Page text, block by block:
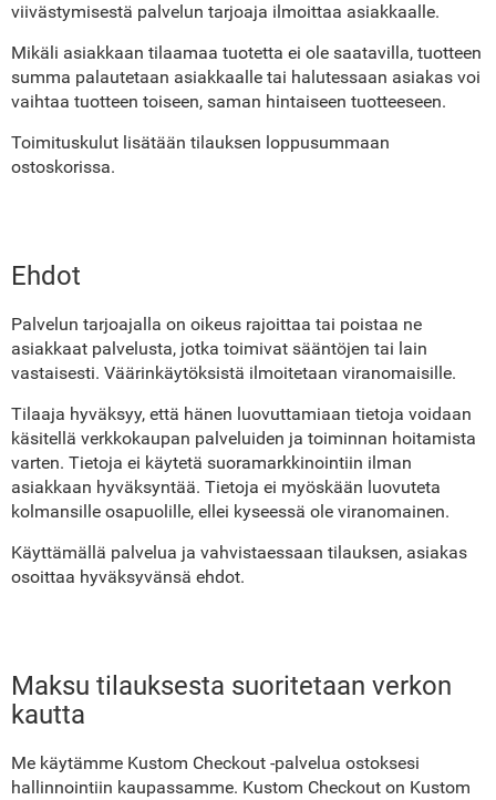
viivästymisestä palvelun tarjoaja ilmoittaa asiakkaalle.
Mikäli asiakkaan tilaamaa tuotetta ei ole saatavilla, tuotteen
summa palautetaan asiakkaalle tai halutessaan asiakas voi
vaihtaa tuotteen toiseen, saman hintaiseen tuotteeseen.
Toimituskulut lisätään tilauksen loppusummaan
ostoskorissa.
Ehdot
Palvelun tarjoajalla on oikeus rajoittaa tai poistaa ne
asiakkaat palvelusta, jotka toimivat sääntöjen tai lain
vastaisesti. Väärinkäytöksistä ilmoitetaan viranomaisille.
Tilaaja hyväksyy, että hänen luovuttamiaan tietoja voidaan
käsitellä verkkokaupan palveluiden ja toiminnan hoitamista
varten. Tietoja ei käytetä suoramarkkinointiin ilman
asiakkaan hyväksyntää. Tietoja ei myöskään luovuteta
kolmansille osapuolille, ellei kyseessä ole viranomainen.
Käyttämällä palvelua ja vahvistaessaan tilauksen, asiakas
osoittaa hyväksyvänsä ehdot.
Maksu tilauksesta suoritetaan verkon
kautta
Me käytämme Kustom Checkout -palvelua ostoksesi
hallinnointiin kaupassamme. Kustom Checkout on Kustom